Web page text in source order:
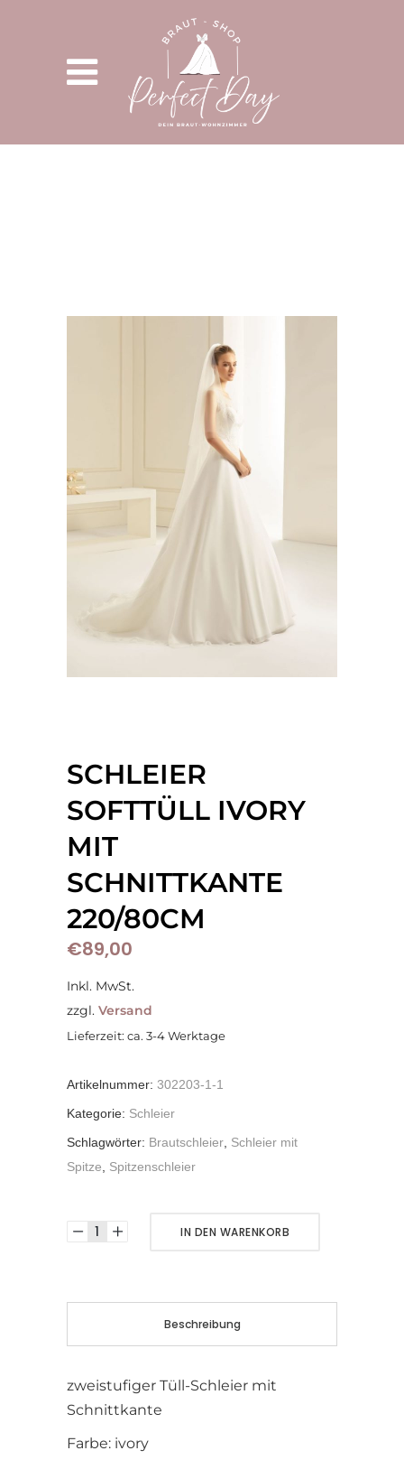
SCHLEIER
SOFTTÜLL IVORY
MIT
SCHNITTKANTE
220/80CM
€89,00
Inkl. MwSt.
zzgl. Versand
Lieferzeit: ca. 3-4 Werktage
Artikelnummer: 302203-1-1
Kategorie: Schleier
Schlagwörter: Brautschleier Schleier mit
Spitze
Spitzenschleier
IN DEN WARENKORB
Beschreibung
zweistufiger Tüll-Schleier mit
Schnittkante
Farbe: ivory